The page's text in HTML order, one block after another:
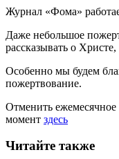
Журнал «Фома»
Даже небольшое
рассказывать о Христе,
Особенно мы будем
пожертвование.
Отменить
момент здесь
Читайте также